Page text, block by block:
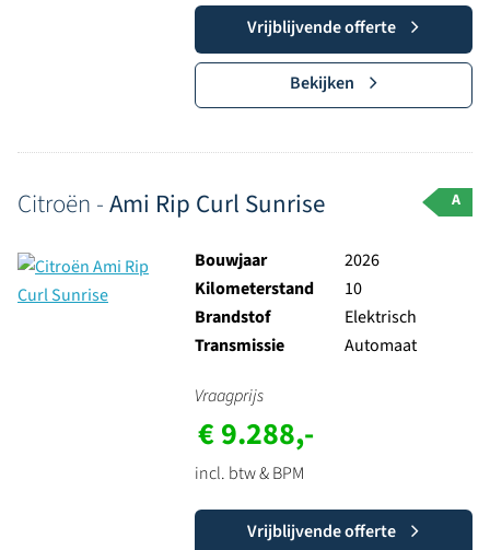
Vrijblijvende offerte
Bekijken
Citroën -Ami Rip Curl Sunrise A
Bouwjaar
2026
Kilometerstand
10
Brandstof
Elektrisch
Transmissie
Automaat
Vraagprijs
€ 9.288,-
incl. btw & BPM
Vrijblijvende offerte